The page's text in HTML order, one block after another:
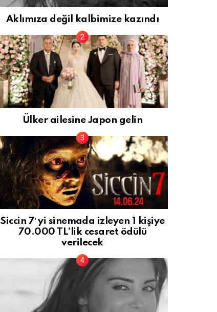
Aklımıza değil kalbimize kazındı
Ülker ailesine Japon gelin
Siccin 7′ yi sinemada izleyen 1 kişiye
70.000 TL’lik cesaret ödülü
verilecek